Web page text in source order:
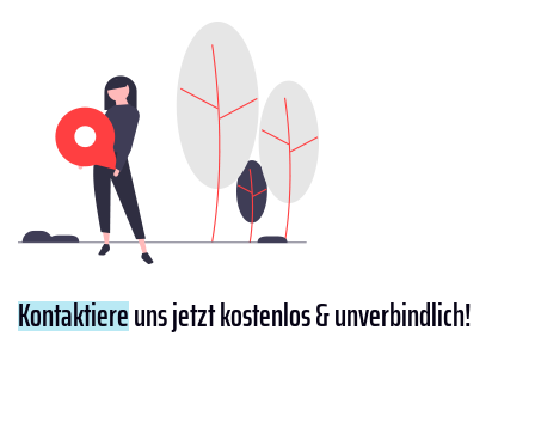
Kontaktiereuns jetzt kostenlos & unverbindlich!